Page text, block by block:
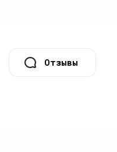
Отзывы